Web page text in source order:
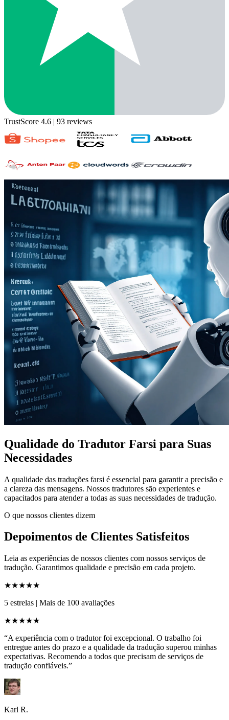
TrustScore 4.6 | 93 reviews
Qualidade do Tradutor Farsi para Suas
Necessidades
A qualidade das traduções farsi é essencial para garantir a precisão e
a clareza das mensagens. Nossos tradutores são experientes e
capacitados para atender a todas as suas necessidades de tradução.
O que nossos clientes dizem
Depoimentos de Clientes Satisfeitos
Leia as experiências de nossos clientes com nossos serviços de
tradução. Garantimos qualidade e precisão em cada projeto.
★★★★★
5 estrelas | Mais de 100 avaliações
★★★★★
“A experiência com o tradutor foi excepcional. O trabalho foi
entregue antes do prazo e a qualidade da tradução superou minhas
expectativas. Recomendo a todos que precisam de serviços de
tradução confiáveis.”
Karl R.